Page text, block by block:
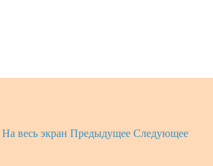
На весь экран Предыдущее Следующее